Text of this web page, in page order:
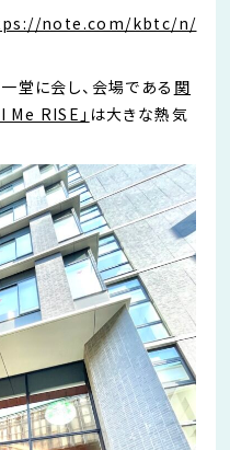
note.com/kbtc/n/
堂に会し、会場である 関
Me RISE」 は大きな熱気